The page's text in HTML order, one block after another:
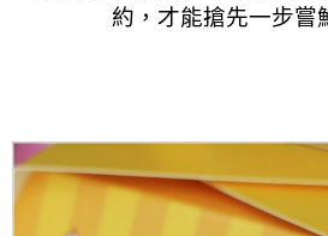
約， 才能搶先一步嘗